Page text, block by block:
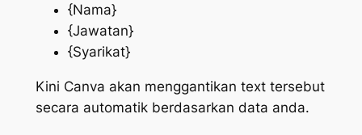
{Nama}
{Jawatan}
{Syarikat}
Kini Canva akan menggantikan text tersebut
secara automatik berdasarkan data anda.